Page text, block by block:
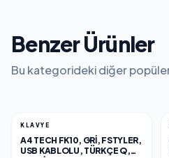
Benzer Ürünler
Bu kategorideki diğer
KLAVYE
A4 TECH FK10, GRI, FSTYLER,
USB KABLOLU, TÜRKÇE Q,